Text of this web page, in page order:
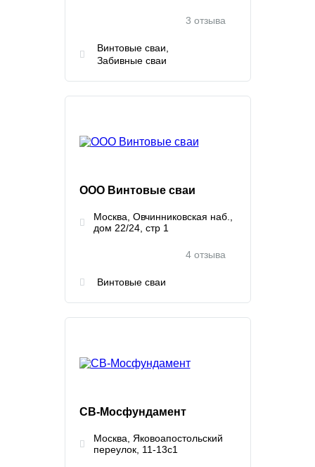
3 отзыва
Винтовые сваи
Забивные сваи
ООО Винтовые сваи
Москва, Овчинниковская наб.,
дом 22/24, стр 1
4 отзыва
Винтовые сваи
СВ-Мосфундамент
Москва, Яковоапостольский
переулок, 11-13с1